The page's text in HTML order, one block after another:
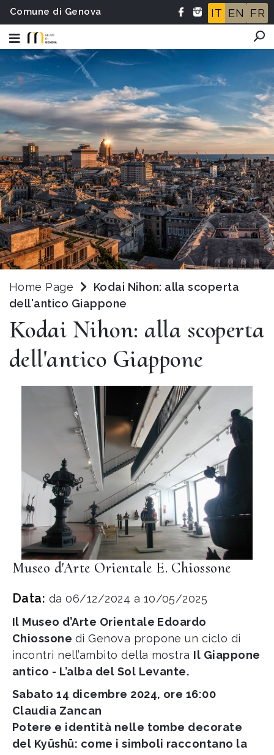
Comune di Genova IT EN FR
Home Page
Kodai Nihon: alla scoperta
dell'antico Giappone
Kodai Nihon: alla scoperta
dell'antico Giappone
Museo d'Arte Orientale E. Chiossone
Data: da 06/12/2024 a 10/05/2025
Il Museo d’Arte Orientale Edoardo
Chiossone di Genova propone un ciclo di
incontri nell’ambito della mostra Il Giappone
antico - L’alba del Sol Levante.
Sabato 14 dicembre 2024, ore 16:00
Claudia Zancan
Potere e identità nelle tombe decorate
del Kyūshū: come i simboli raccontano la